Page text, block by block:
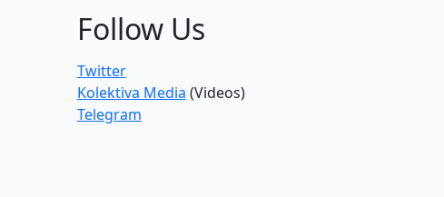
Follow Us
Twitter
Kolektiva Media (Videos)
Telegram